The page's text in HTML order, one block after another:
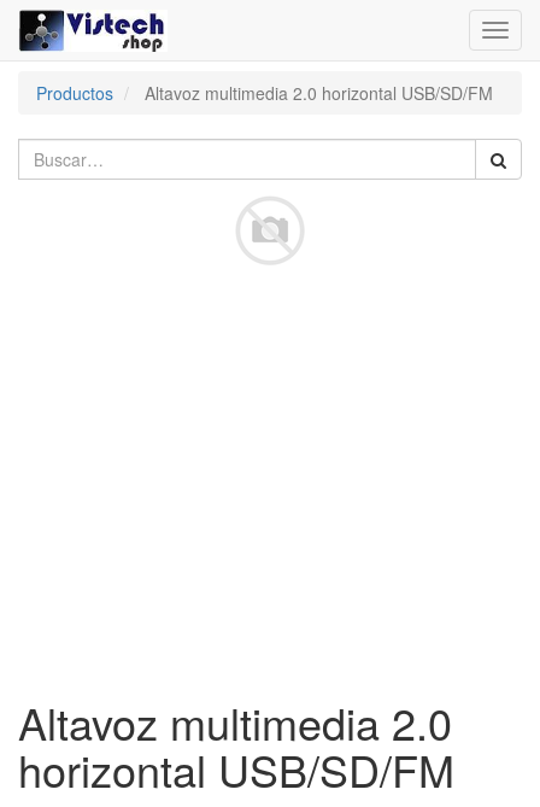
Productos
Altavoz multimedia 2.0 horizontal USB/SD/FM
Altavoz multimedia 2.0
horizontal USB/SD/FM